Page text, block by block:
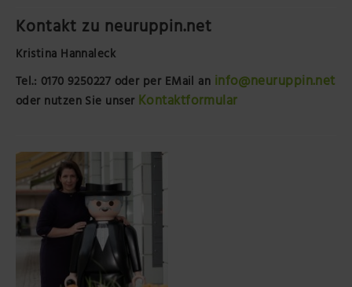
Kontakt zu neuruppin.net
Kristina Hannaleck
Tel.: 0170 9250227 oder per EMail an info@neuruppin.net
oder nutzen Sie unser Kontaktformular